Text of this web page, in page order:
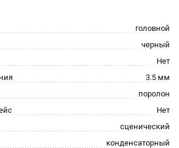
головной
черный
Нет
3.5 мм
поролон
Нет
сценический
конденсаторный